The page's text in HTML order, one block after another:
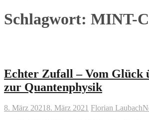
Schlagwort: MINT-
Echter Zufall – Vom Glück
zur Quantenphysik
8. März 20218. März 2021 Florian Laubach